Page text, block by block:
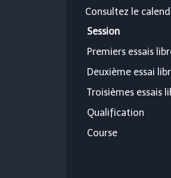
Consultez le
Session
Premiers essais
Deuxième essai
Troisièmes essais
Qualification
Course